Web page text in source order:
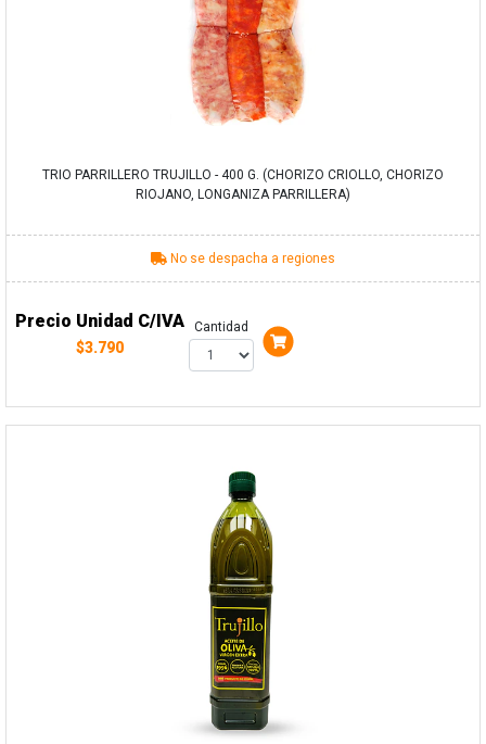
TRIO PARRILLERO TRUJILLO - 400 G. (CHORIZO CRIOLLO, CHORIZO
RIOJANO, LONGANIZA PARRILLERA)
No se despacha a regiones
Precio Unidad C/IVA
$3.790
Cantidad